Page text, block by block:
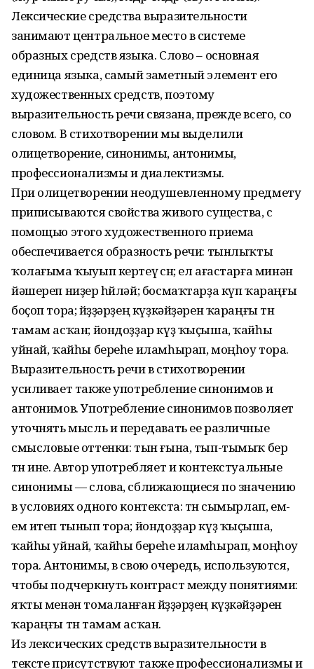
Лексические средства выразительности
занимают центральное место в системе
образных средств языка. Слово – основная
единица языка, самый заметный элемент его
художественных средств, поэтому
выразительность речи связана, прежде всего, со
словом. В стихотворении мы выделили
олицетворение, синонимы, антонимы,
профессионализмы и диалектизмы.
При олицетворении неодушевленному предмету
приписываются свойства живого существа, с
помощью этого художественного приема
обеспечивается образность речи: тынлыҡты
ҡолағыма ҡыуып кертеү өсөн; ел ағастарға минән
йәшереп ниҙер һөйләй; босмаҡтарҙа күп ҡараңғы
боҫоп тора; йөҙҙәрҙең күҙкәйҙәрен ҡараңғы төн
тамам асҡан; йондоҙҙар күҙ ҡыҫыша, ҡайһы
уйнай, ҡайһы береһе иламһырап, моңһоу тора.
Выразительность речи в стихотворении
усиливает также употребление синонимов и
антонимов. Употребление синонимов позволяет
уточнять мысль и передавать ее различные
смысловые оттенки: тын ғына, тып-тымыҡ бер
төн ине. Автор употребляет и контекстуальные
синонимы — слова, сближающиеся по значению
в условиях одного контекста: төн сымырлап, ем-
ем итеп тынып тора; йондоҙҙар күҙ ҡыҫыша,
ҡайһы уйнай, ҡайһы береһе иламһырап, моңһоу
тора. Антонимы, в свою очередь, используются,
чтобы подчеркнуть контраст между понятиями:
яҡты менән томаланған йөҙҙәрҙең күҙкәйҙәрен
ҡараңғы төн тамам асҡан.
Из лексических средств выразительности в
тексте присутствуют также профессионализмы и